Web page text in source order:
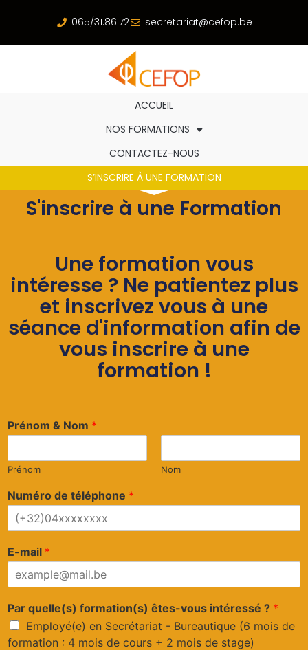
065/31.86.72 secretariat@cefop.be
ACCUEIL
NOS FORMATIONS
CONTACTEZ-NOUS
S’INSCRIRE À UNE FORMATION
S'inscrire à une Formation
Une formation vous
intéresse ? Ne patientez plus
et inscrivez vous à une
séance d'information afin de
vous inscrire à une
formation !
Prénom & Nom *
Prénom Nom
Numéro de téléphone *
E-mail *
Par quelle(s) formation(s) êtes-vous intéressé ? *
Employé(e) en Secrétariat - Bureautique (6 mois de
formation : 4 mois de cours + 2 mois de stage)